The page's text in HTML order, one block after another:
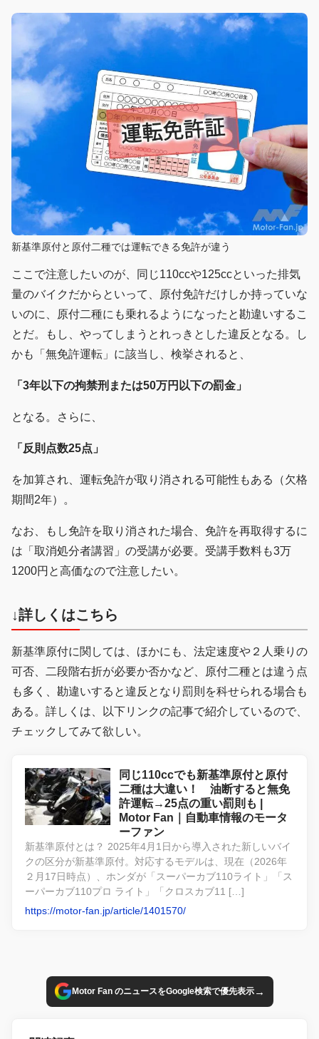
新基準原付と原付二種では運転できる免許が違う
ここで注意したいのが、同じ110ccや125ccといった排気
量のバイクだからといって、原付免許だけしか持っていな
いのに、原付二種にも乗れるようになったと勘違いするこ
とだ。もし、やってしまうとれっきとした違反となる。し
かも「無免許運転」に該当し、検挙されると、
「3年以下の拘禁刑または50万円以下の罰金」
となる。さらに、
「反則点数25点」
を加算され、運転免許が取り消される可能性もある（欠格
期間2年）。
なお、もし免許を取り消された場合、免許を再取得するに
は「取消処分者講習」の受講が必要。受講手数料も3万
1200円と高価なので注意したい。
↓詳しくはこちら
新基準原付に関しては、ほかにも、法定速度や２人乗りの
可否、二段階右折が必要か否かなど、原付二種とは違う点
も多く、勘違いすると違反となり罰則を科せられる場合も
ある。詳しくは、以下リンクの記事で紹介しているので、
チェックしてみて欲しい。
同じ110ccでも新基準原付と原付
二種は大違い！ 油断すると無免
許運転→25点の重い罰則も |
Motor Fan｜自動車情報のモータ
ーファン
新基準原付とは？ 2025年4月1日から導入された新しいバイ
クの区分が新基準原付。対応するモデルは、現在（2026年
２月17日時点）、ホンダが「スーパーカブ110ライト」「ス
ーパーカブ110プロ ライト」「クロスカブ11 […]
https://motor-fan.jp/article/1401570/
Motor Fan のニュースをGoogle検索で優先表示→